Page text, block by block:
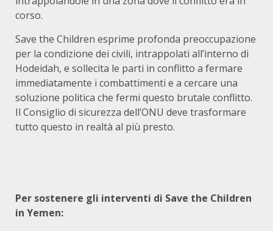
corso.
Save the Children esprime profonda preoccupazione
per la condizione dei civili, intrappolati all’interno di
Hodeidah, e sollecita le parti in conflitto a fermare
immediatamente i combattimenti e a cercare una
soluzione politica che fermi questo brutale conflitto.
Il Consiglio di sicurezza dell’ONU deve trasformare
tutto questo in realtà al più presto.
Per sostenere gli interventi di Save the Children
in Yemen: